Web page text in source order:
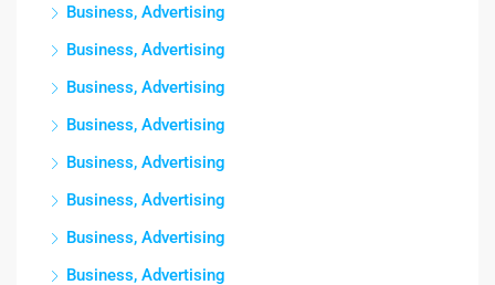
Business, Advertising
Business, Advertising
Business, Advertising
Business, Advertising
Business, Advertising
Business, Advertising
Business, Advertising
Business, Advertising